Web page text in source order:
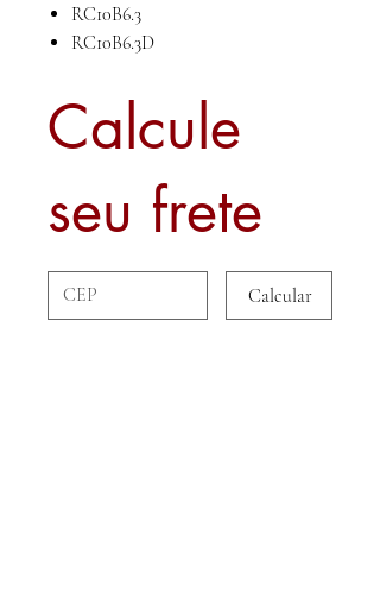
RC10B6.3
RC10B6.3D
Calcule
seu frete
Calcular